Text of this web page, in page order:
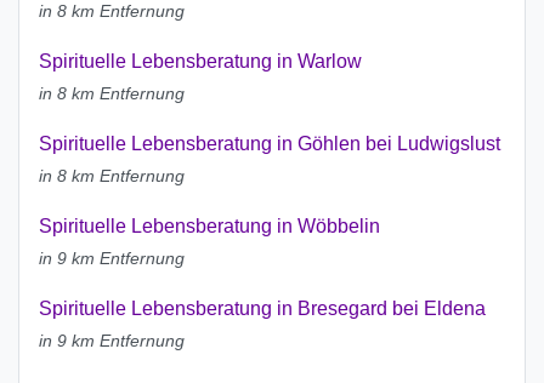
in 8 km Entfernung
Spirituelle Lebensberatung in Warlow
in 8 km Entfernung
Spirituelle Lebensberatung in Göhlen bei Ludwigslust
in 8 km Entfernung
Spirituelle Lebensberatung in Wöbbelin
in 9 km Entfernung
Spirituelle Lebensberatung in Bresegard bei Eldena
in 9 km Entfernung